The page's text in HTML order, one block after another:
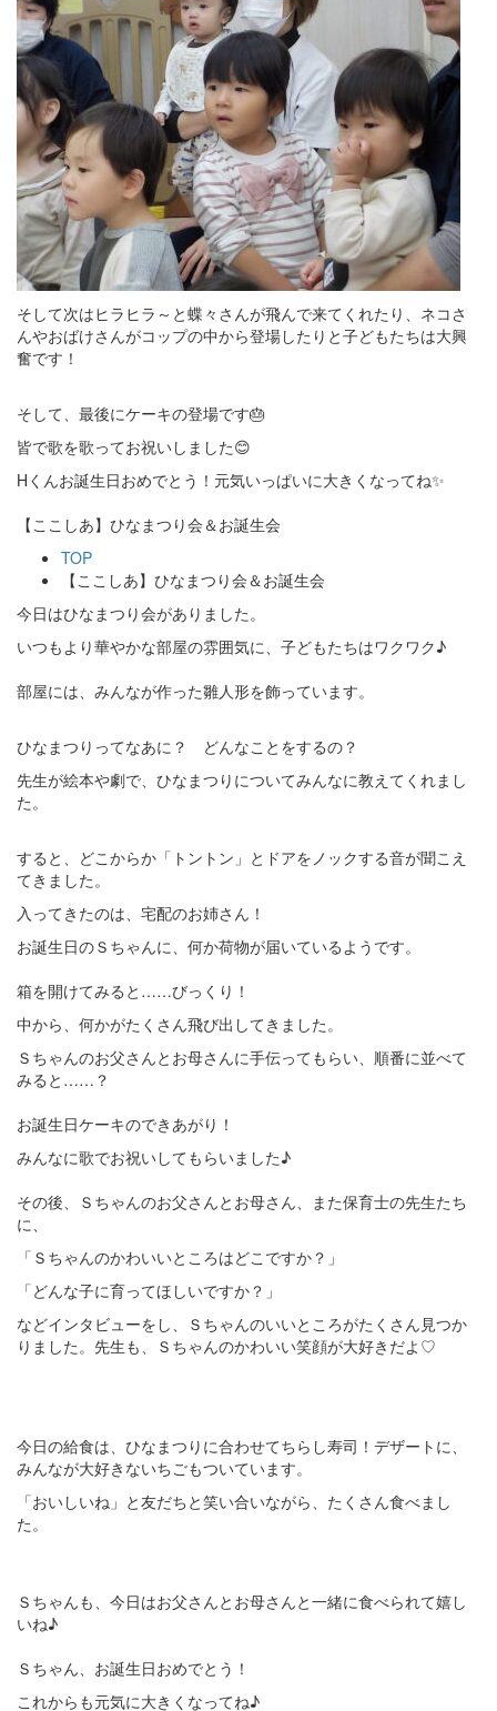
そして次はヒラヒラ～と蝶々さんが飛んで来てくれたり、ネコさ
んやおばけさんがコップの中から登場したりと子どもたちは大興
奮です！
そして、最後にケーキの登場です🎂
皆で歌を歌ってお祝いしました😊
Hくんお誕生日おめでとう！元気いっぱいに大きくなってね✨
【ここしあ】ひなまつり会＆お誕生会
TOP
【ここしあ】ひなまつり会＆お誕生会
今日はひなまつり会がありました。
いつもより華やかな部屋の雰囲気に、子どもたちはワクワク♪
部屋には、みんなが作った雛人形を飾っています。
ひなまつりってなあに？ どんなことをするの？
先生が絵本や劇で、ひなまつりについてみんなに教えてくれまし
た。
すると、どこからか「トントン」とドアをノックする音が聞こえ
てきました。
入ってきたのは、宅配のお姉さん！
お誕生日のＳちゃんに、何か荷物が届いているようです。
箱を開けてみると……びっくり！
中から、何かがたくさん飛び出してきました。
Ｓちゃんのお父さんとお母さんに手伝ってもらい、順番に並べて
みると……？
お誕生日ケーキのできあがり！
みんなに歌でお祝いしてもらいました♪
その後、Ｓちゃんのお父さんとお母さん、また保育士の先生たち
に、
「Ｓちゃんのかわいいところはどこですか？」
「どんな子に育ってほしいですか？」
などインタビューをし、Ｓちゃんのいいところがたくさん見つか
りました。先生も、Ｓちゃんのかわいい笑顔が大好きだよ♡
今日の給食は、ひなまつりに合わせてちらし寿司！デザートに、
みんなが大好きないちごもついています。
「おいしいね」と友だちと笑い合いながら、たくさん食べまし
た。
Ｓちゃんも、今日はお父さんとお母さんと一緒に食べられて嬉し
いね♪
Ｓちゃん、お誕生日おめでとう！
これからも元気に大きくなってね♪